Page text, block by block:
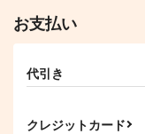
お支払い
代引き
クレジットカード